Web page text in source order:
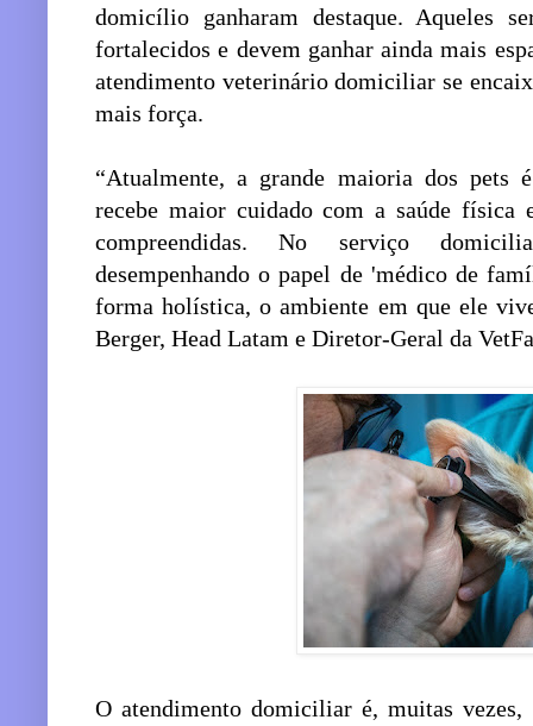
domicílio ganharam destaque. Aqueles
fortalecidos e devem ganhar ainda mais
atendimento veterinário domiciliar se
mais força.
“Atualmente, a grande maioria dos pets
recebe maior cuidado com a saúde física
compreendidas. No serviço
desempenhando o papel de 'médico de
forma holística, o ambiente em que ele
Berger, Head Latam e Diretor-Geral da
O atendimento domiciliar é, muitas